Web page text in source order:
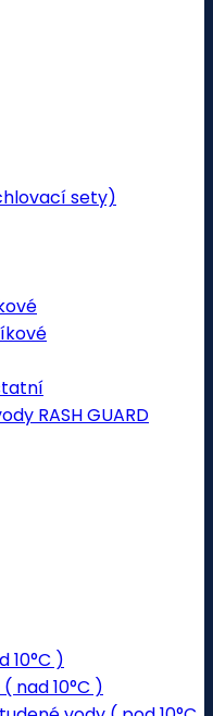
sety)
RASH GUARD
10°C )
nad 10°C )